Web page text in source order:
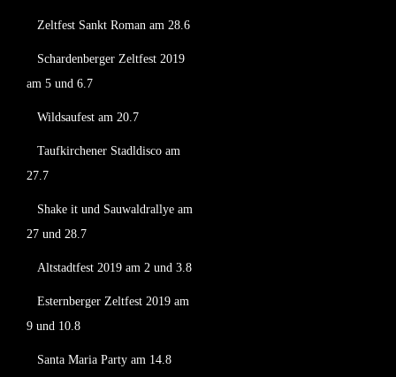
Zeltfest Sankt Roman am 28.6
Schardenberger Zeltfest 2019
am 5 und 6.7
Wildsaufest am 20.7
Taufkirchener Stadldisco am
27.7
Shake it und Sauwaldrallye am
27 und 28.7
Altstadtfest 2019 am 2 und 3.8
Esternberger Zeltfest 2019 am
9 und 10.8
Santa Maria Party am 14.8